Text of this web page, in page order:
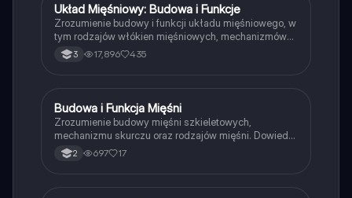
Biologia
Układ Mięśniowy: Budowa i Funkcje
Zrozumienie budowy i funkcji układu mięśniowego, w
tym rodzajów włókien mięśniowych, mechanizmów
skurczu oraz roli mięśni szkieletowych, gładkich i
sercowych. Materiał obejmuje kluczowe koncepcje,
bodźce. Idealne dla studentów biologii i medycyny.
3 17,896 435
Biologia
Budowa i Funkcja Mięśni
Zrozumienie budowy mięśni szkieletowych,
mechanizmu skurczu oraz rodzajów mięśni. Dowiedz
się o strukturze miofibryli, roli sarkomerów oraz funkcji
jednostek motorycznych. Idealne dla studentów
2 697 17